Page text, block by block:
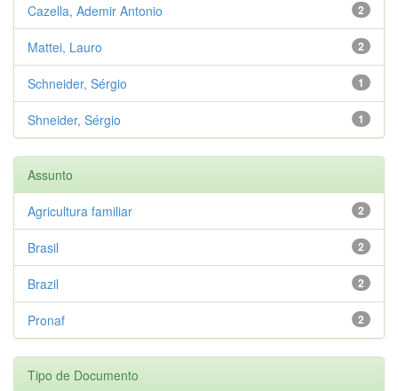
2
Cazella, Ademir Antonio
2
Mattei, Lauro
1
Schneider, Sérgio
1
Shneider, Sérgio
Assunto
2
Agricultura familiar
2
Brasil
2
Brazil
2
Pronaf
Tipo de Documento